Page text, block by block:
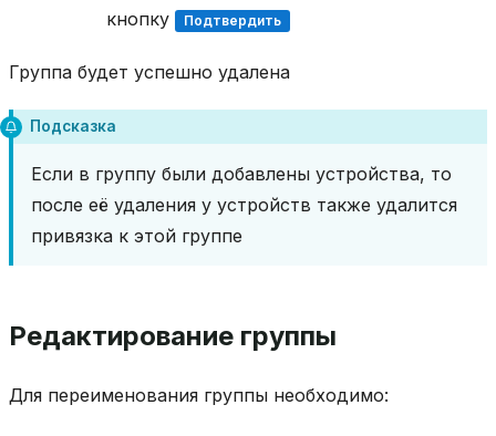
кнопку
Подтвердить
Группа будет успешно удалена
Подсказка
Если в группу были добавлены устройства, то
после её удаления у устройств также удалится
привязка к этой группе
Редактирование группы
Для переименования группы необходимо: